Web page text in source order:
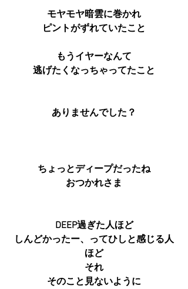
モヤモヤ暗雲に巻かれ
ピントがずれていたこと
もうイヤーなんて
逃げたくなっちゃってたこと
ありませんでした？
ちょっとディープだったね
おつかれさま
DEEP過ぎた人ほど
しんどかったー、ってひしと感じる人
ほど
それ
そのこと見ないように